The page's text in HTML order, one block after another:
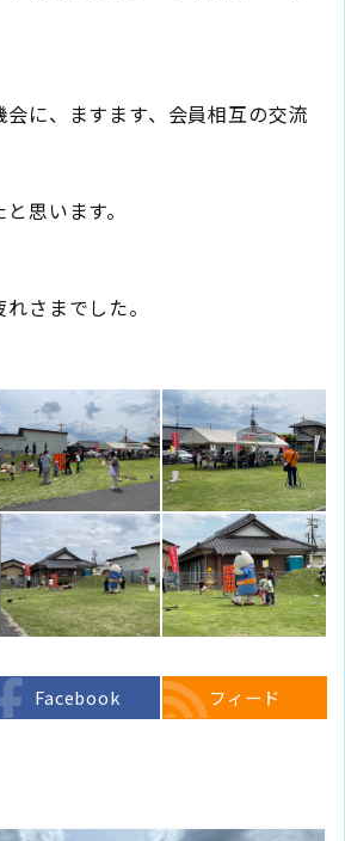
に、ますます、会員相互の交流
思います。
さまでした。
Facebook フィード